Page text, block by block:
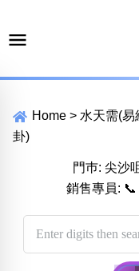
Home > 水天需(易
卦)
門巿: 尖沙
銷售專員: 📞